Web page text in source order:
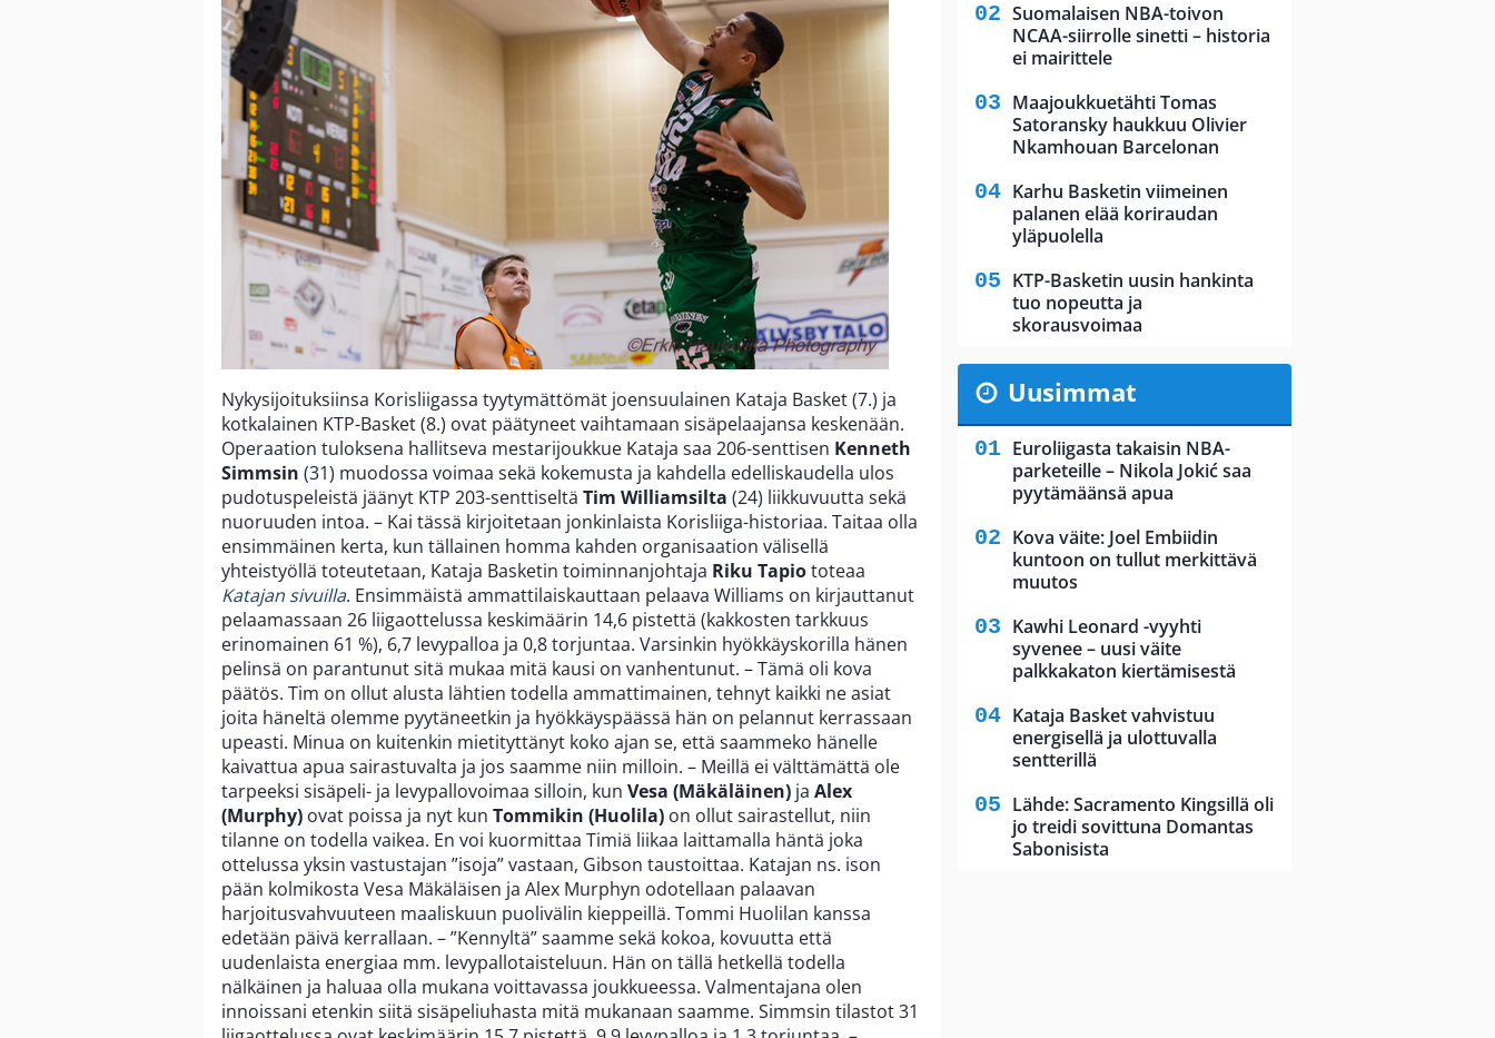
Nykysijoituksiinsa Korisliigassa tyytymättömät joensuulainen Kataja Basket (7.) ja
kotkalainen KTP-Basket (8.) ovat päätyneet vaihtamaan sisäpelaajansa keskenään.
Operaation tuloksena hallitseva mestarijoukkue Kataja saa 206-senttisen Kenneth
Simmsin (31) muodossa voimaa sekä kokemusta ja kahdella edelliskaudella ulos
pudotuspeleistä jäänyt KTP 203-senttiseltä Tim Williamsilta (24) liikkuvuutta sekä
nuoruuden intoa. – Kai tässä kirjoitetaan jonkinlaista Korisliiga-historiaa. Taitaa olla
ensimmäinen kerta, kun tällainen homma kahden organisaation välisellä
yhteistyöllä toteutetaan, Kataja Basketin toiminnanjohtaja Riku Tapiototeaa
Katajan sivuilla. Ensimmäistä ammattilaiskauttaan pelaava Williams on kirjauttanut
pelaamassaan 26 liigaottelussa keskimäärin 14,6 pistettä (kakkosten tarkkuus
erinomainen 61 %), 6,7 levypalloa ja 0,8 torjuntaa. Varsinkin hyökkäyskorilla hänen
pelinsä on parantunut sitä mukaa mitä kausi on vanhentunut. – Tämä oli kova
päätös. Tim on ollut alusta lähtien todella ammattimainen, tehnyt kaikki ne asiat
joita häneltä olemme pyytäneetkin ja hyökkäyspäässä hän on pelannut kerrassaan
upeasti. Minua on kuitenkin mietityttänyt koko ajan se, että saammeko hänelle
kaivattua apua sairastuvalta ja jos saamme niin milloin. – Meillä ei välttämättä ole
tarpeeksi sisäpeli- ja levypallovoimaa silloin, kun Vesa (Mäkäläinen) ja Alex
(Murphy) ovat poissa ja nyt kun Tommikin (Huolila) on ollut sairastellut, niin
tilanne on todella vaikea. En voi kuormittaa Timiä liikaa laittamalla häntä joka
ottelussa yksin vastustajan ”isoja” vastaan, Gibson taustoittaa. Katajan ns. ison
pään kolmikosta Vesa Mäkäläisen ja Alex Murphyn odotellaan palaavan
harjoitusvahvuuteen maaliskuun puolivälin kieppeillä. Tommi Huolilan kanssa
edetään päivä kerrallaan. – ”Kennyltä” saamme sekä kokoa, kovuutta että
uudenlaista energiaa mm. levypallotaisteluun. Hän on tällä hetkellä todella
nälkäinen ja haluaa olla mukana voittavassa joukkueessa. Valmentajana olen
innoissani etenkin siitä sisäpeliuhasta mitä mukanaan saamme. Simmsin tilastot 31
Suomalaisen NBA-toivon
NCAA-siirrolle sinetti – historia
ei mairittele
Maajoukkuetähti Tomas
Satoransky haukkuu Olivier
Nkamhouan Barcelonan
Karhu Basketin viimeinen
palanen elää koriraudan
yläpuolella
KTP-Basketin uusin hankinta
tuo nopeutta ja
skorausvoimaa
Uusimmat
Euroliigasta takaisin NBA-
parketeille – Nikola Jokić saa
pyytämäänsä apua
Kova väite: Joel Embiidin
kuntoon on tullut merkittävä
muutos
Kawhi Leonard -vyyhti
syvenee – uusi väite
palkkakaton kiertämisestä
Kataja Basket vahvistuu
energisellä ja ulottuvalla
sentterillä
Lähde: Sacramento Kingsillä oli
jo treidi sovittuna Domantas
Sabonisista